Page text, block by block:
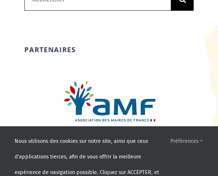
PARTENAIRES
Nous utilisons des cookies sur notre site, ainsi que ceux
d'applications tierces, afin de vous offrir la meilleure
expérience de navigation possible. Cliquez sur ACCEPTER, et
Préférences